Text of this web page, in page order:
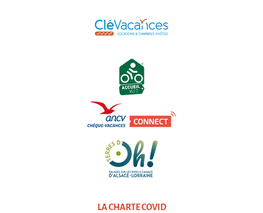
LA CHARTE COVID